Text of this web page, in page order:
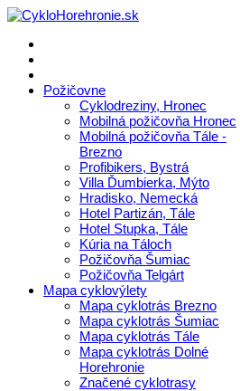
Požičovne
Cyklodreziny, Hronec
Mobilná požičovňa Hronec
Mobilná požičovňa Tále -
Brezno
Profibikers, Bystrá
Villa Ďumbierka, Mýto
Hradisko, Nemecká
Hotel Partizán, Tále
Hotel Stupka, Tále
Kúria na Táloch
Požičovňa Šumiac
Požičovňa Telgárt
Mapa cyklovýlety
Mapa cyklotrás Brezno
Mapa cyklotrás Šumiac
Mapa cyklotrás Tále
Mapa cyklotrás Dolné
Horehronie
Značené cyklotrasy